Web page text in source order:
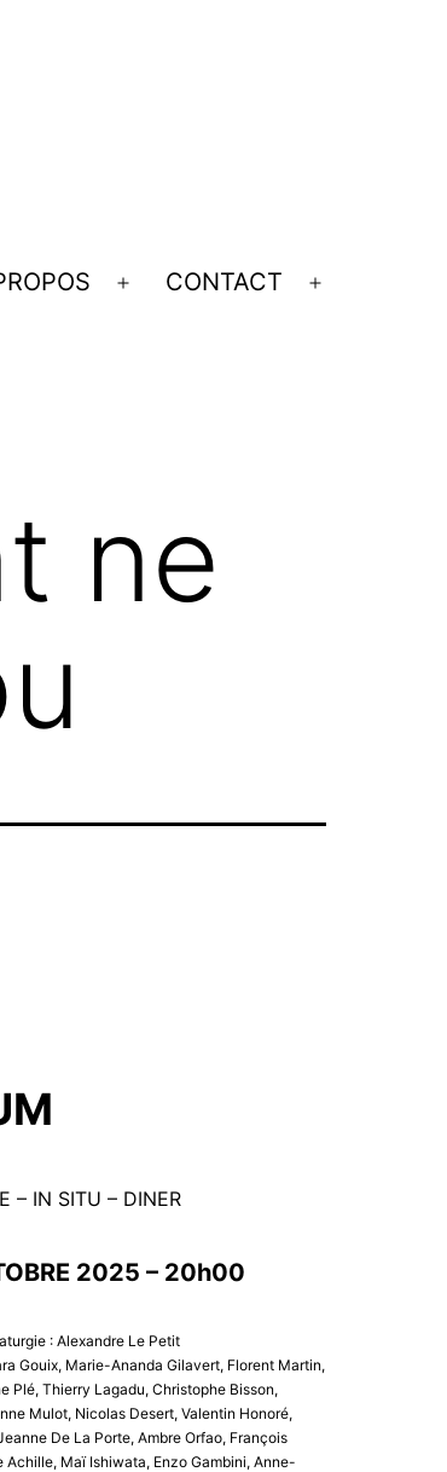
Ouvrir
CONTACT
ne
– IN SITU – DINER
2025 – 20h00
: Alexandre Le Petit
Gouix, Marie-Ananda Gilavert, Florent Martin,
Plé, Thierry Lagadu, Christophe Bisson,
Mulot, Nicolas Desert, Valentin Honoré,
De La Porte, Ambre Orfao, François
Achille, Maï Ishiwata, Enzo Gambini, Anne-